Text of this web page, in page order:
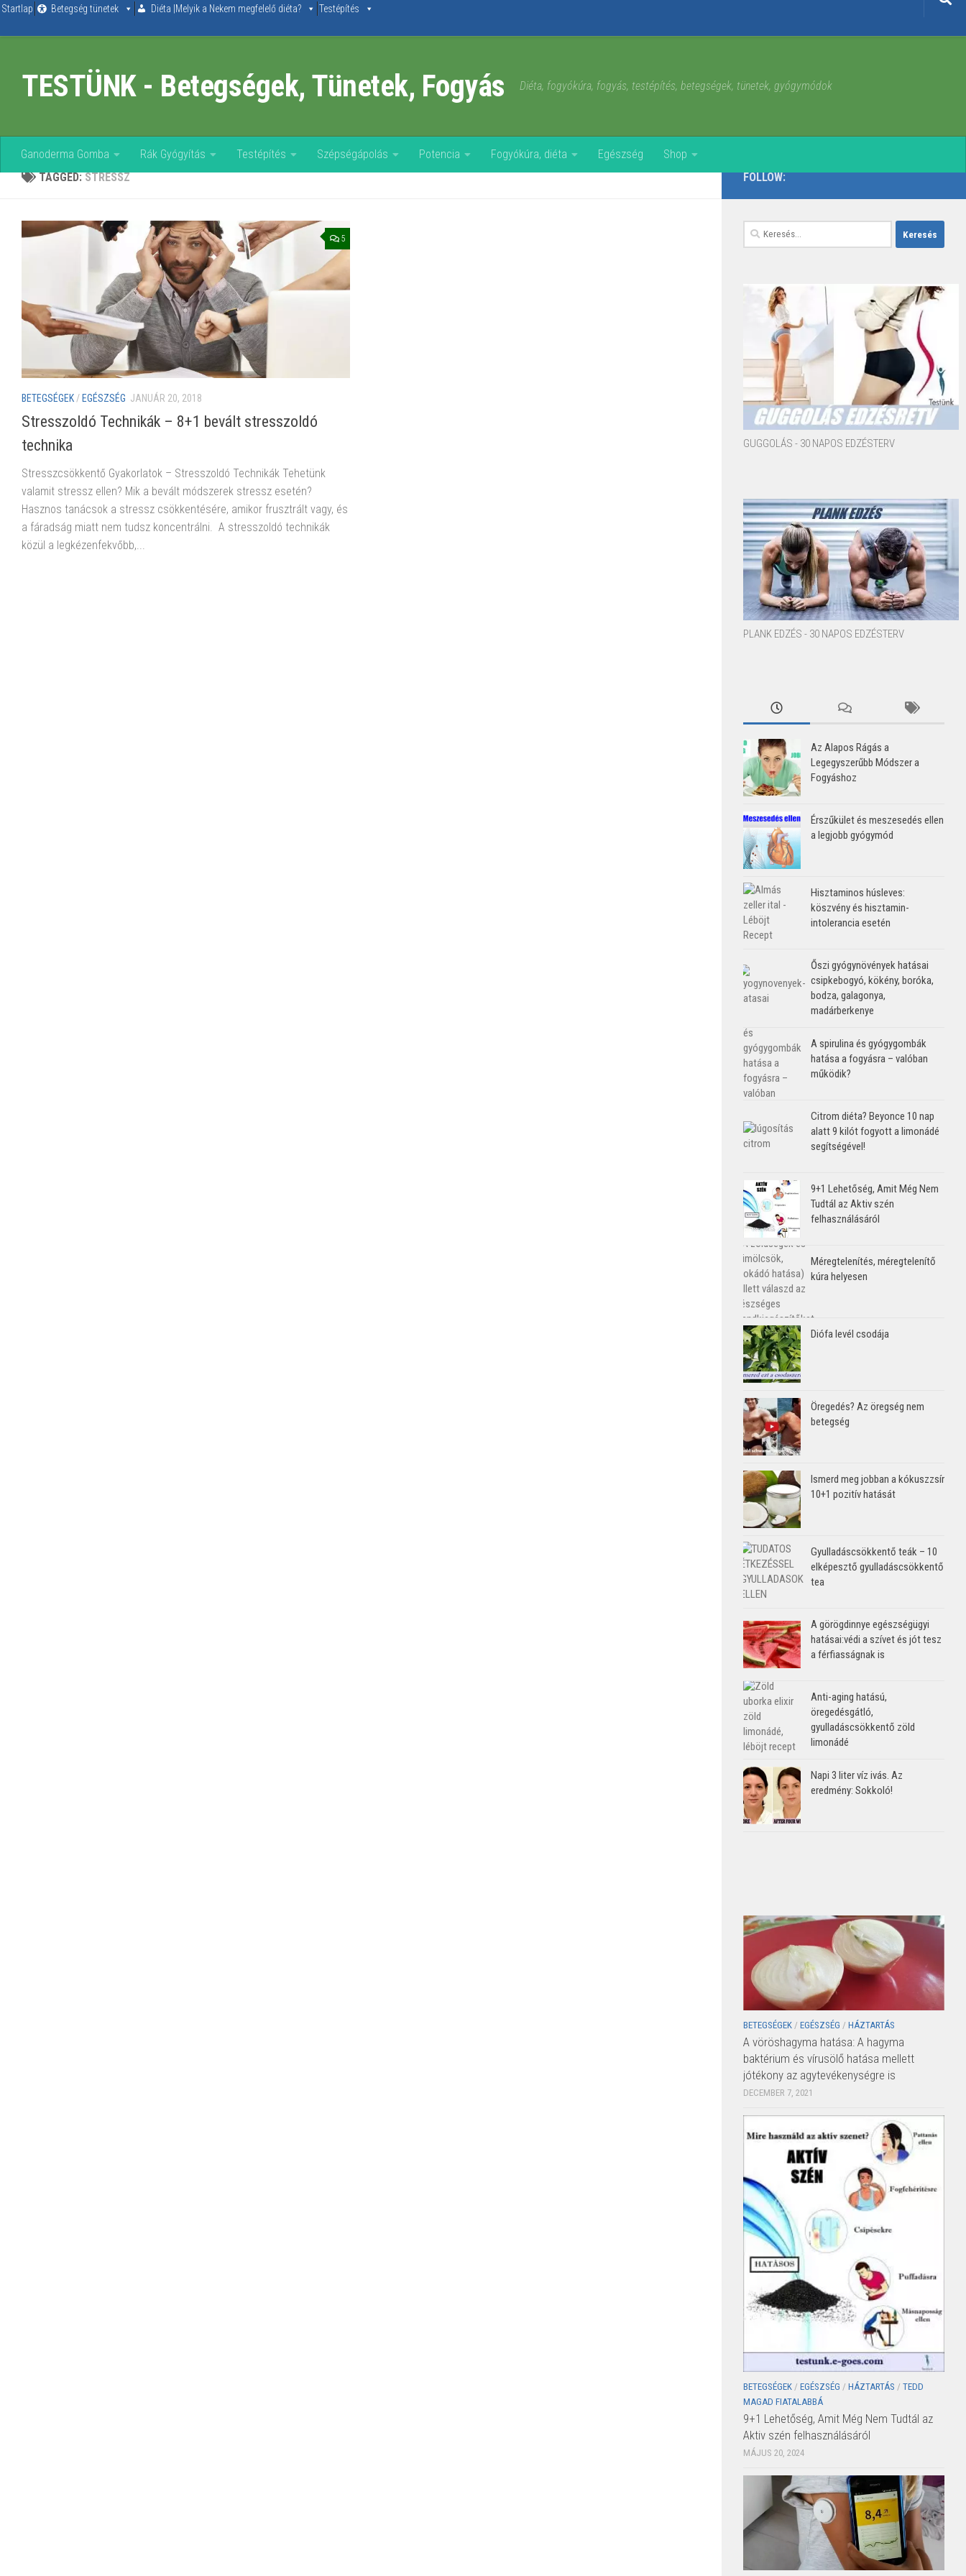
Skip to content
Startlap Betegség tünetek Diéta |Melyik a Nekem megfelelő diéta? Testépítés
TESTÜNK - Betegségek, Tünetek, Fogyás Diéta, fogyókúra, fogyás, testépítés, betegségek, tünetek, gyógymódok
Ganoderma Gomba Rák Gyógyítás Testépítés Szépségápolás Potencia Fogyókúra, diéta Egészség
Shop
TAGGED:STRESSZ
5
BETEGSÉGEK / EGÉSZSÉG JANUÁR 20, 2018
Stresszoldó Technikák – 8+1 bevált stresszoldó
technika
Stresszcsökkentő Gyakorlatok – Stresszoldó Technikák Tehetünk
valamit stressz ellen? Mik a bevált módszerek stressz esetén?
Hasznos tanácsok a stressz csökkentésére, amikor frusztrált vagy, és
a fáradság miatt nem tudsz koncentrálni. A stresszoldó technikák
közül a legkézenfekvőbb,...
FOLLOW:
Keresés:
GUGGOLÁS - 30 NAPOS EDZÉSTERV
PLANK EDZÉS - 30 NAPOS EDZÉSTERV
Az Alapos Rágás a
Legegyszerűbb Módszer a
Fogyáshoz
Érszűkület és meszesedés ellen
a legjobb gyógymód
Hisztaminos húsleves:
köszvény és hisztamin-
intolerancia esetén
Őszi gyógynövények hatásai
csipkebogyó, kökény, boróka,
bodza, galagonya,
madárberkenye
A spirulina és gyógygombák
hatása a fogyásra – valóban
működik?
Citrom diéta? Beyonce 10 nap
alatt 9 kilót fogyott a limonádé
segítségével!
9+1 Lehetőség, Amit Még Nem
Tudtál az Aktiv szén
felhasználásáról
Méregtelenítés, méregtelenítő
kúra helyesen
Diófa levél csodája
Öregedés? Az öregség nem
betegség
Ismerd meg jobban a kókuszzsír
10+1 pozitív hatását
Gyulladáscsökkentő teák – 10
elképesztő gyulladáscsökkentő
tea
A görögdinnye egészségügyi
hatásai:védi a szívet és jót tesz
a férfiasságnak is
Anti-aging hatású,
öregedésgátló,
gyulladáscsökkentő zöld
limonádé
Napi 3 liter víz ivás. Az
eredmény: Sokkoló!
BETEGSÉGEK / EGÉSZSÉG / HÁZTARTÁS
A vöröshagyma hatása: A hagyma
baktérium és vírusölő hatása mellett
jótékony az agytevékenységre is
DECEMBER 7, 2021
BETEGSÉGEK / EGÉSZSÉG / HÁZTARTÁS / TEDD
MAGAD FIATALABBÁ
9+1 Lehetőség, Amit Még Nem Tudtál az
Aktiv szén felhasználásáról
MÁJUS 20, 2024